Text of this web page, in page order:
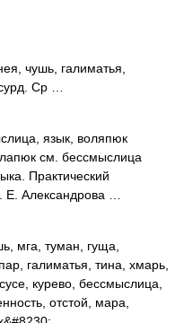
чушь, галиматья,
Ср …
язык, воляпюк
см. бессмыслица
Практический
Е. Александрова …
мга, туман, гуща,
галиматья, тина, хмарь,
курево, бессмыслица,
отстой, мара,